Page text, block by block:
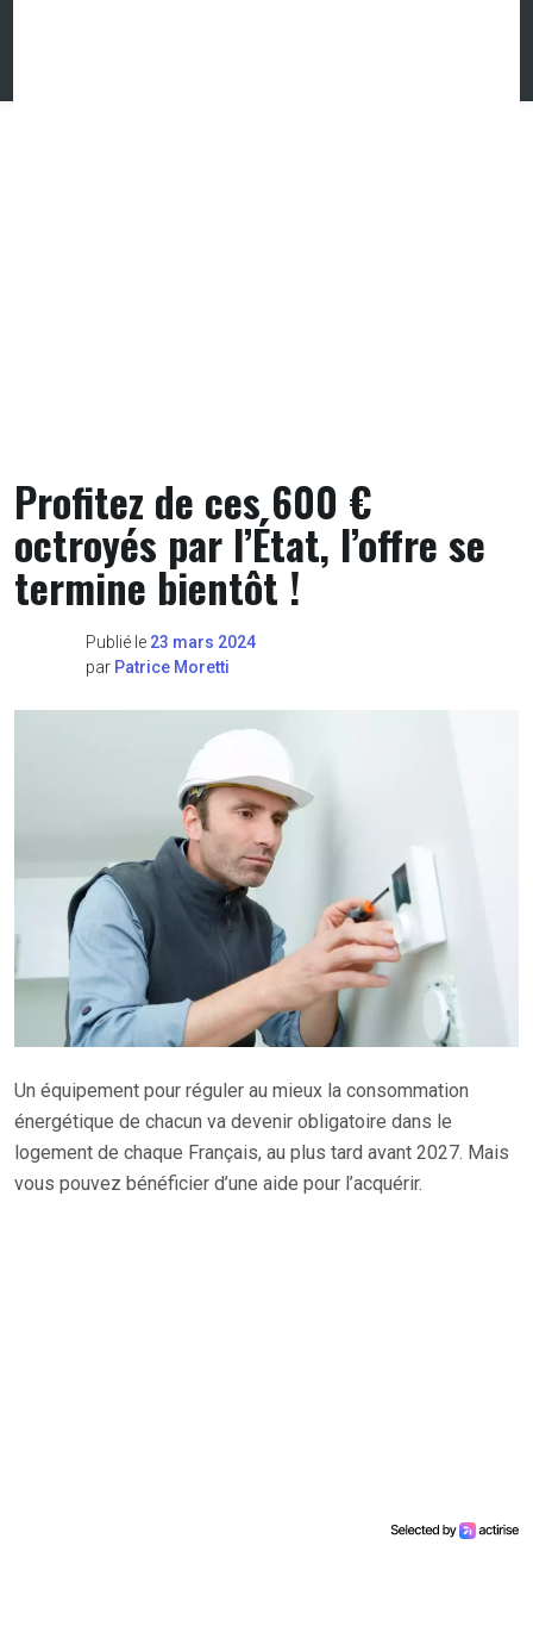
Profitez de ces 600 €
octroyés par l’État, l’offre se
termine bientôt !
Publié le 23 mars 2024
par Patrice Moretti
Un équipement pour réguler au mieux la consommation
énergétique de chacun va devenir obligatoire dans le
logement de chaque Français, au plus tard avant 2027. Mais
vous pouvez bénéficier d’une aide pour l’acquérir.